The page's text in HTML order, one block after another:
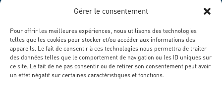
Gérer le consentement
Pour offrir les meilleures expériences, nous utilisons des technologies
telles que les cookies pour stocker et/ou accéder aux informations des
appareils. Le fait de consentir à ces technologies nous permettra de traiter
des données telles que le comportement de navigation ou les ID uniques sur
ce site. Le fait de ne pas consentir ou de retirer son consentement peut avoir
un effet négatif sur certaines caractéristiques et fonctions.
MENTIONS LÉGALES
POLITIQUE DE CONFIDENTIALITÉ